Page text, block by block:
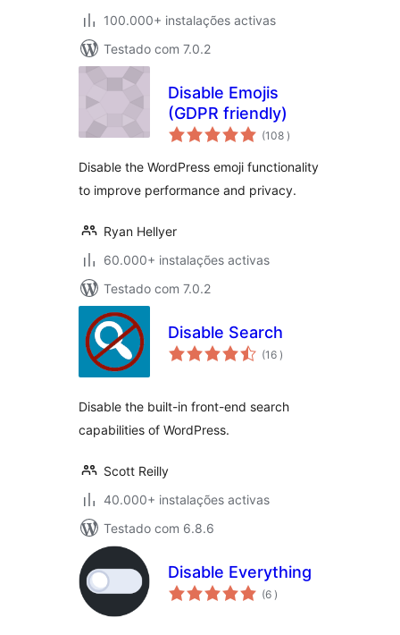
100.000+ instalações activas
Testado com 7.0.2
Disable Emojis
(GDPR friendly)
(108 classificações
)
Disable the WordPress emoji functionality
to improve performance and privacy.
Ryan Hellyer
60.000+ instalações activas
Testado com 7.0.2
Disable Search
(16 classificações
)
Disable the built-in front-end search
capabilities of WordPress.
Scott Reilly
40.000+ instalações activas
Testado com 6.8.6
Disable Everything
(6 classificações
)